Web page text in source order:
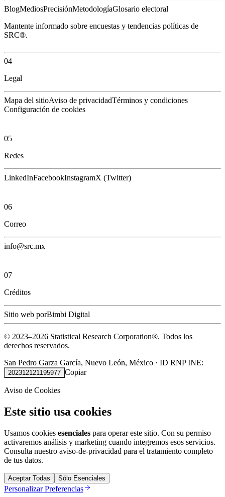
BlogMediosPrecisiónMetodologíaGlosario electoral
Mantente informado sobre encuestas y tendencias políticas de
SRC®.
04
Legal
Mapa del sitioAviso de privacidadTérminos y condiciones
Configuración de cookies
05
Redes
LinkedInFacebookInstagramX (Twitter)
06
Correo
info@src.mx
07
Créditos
Sitio web porBimbi Digital
© 2023–2026 Statistical Research Corporation®. Todos los
derechos reservados.
San Pedro Garza García, Nuevo León, México · ID RNP INE:
202312121195977 Copiar
Aviso de Cookies
Este sitio usa cookies
Usamos cookies esenciales para operar este sitio. Con su permiso
activaremos análisis y marketing cuando integremos esos servicios.
Consulta nuestro aviso-de-privacidad para el tratamiento completo
de tus datos.
Aceptar Todas Sólo Esenciales
Personalizar Preferencias